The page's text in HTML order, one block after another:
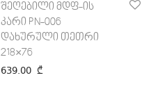
შეღებილი მდფ-ის
კარი PN-006
დახურული თეთრი
218×76
639.00 ₾